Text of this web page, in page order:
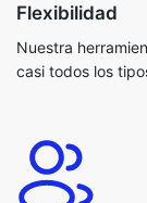
Flexibilidad
Nuestra
casi todos los